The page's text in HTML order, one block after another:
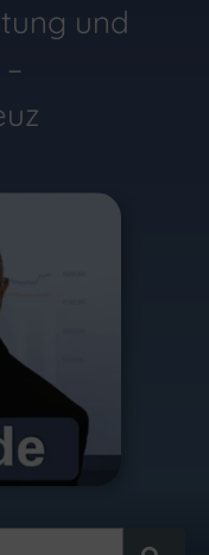
und